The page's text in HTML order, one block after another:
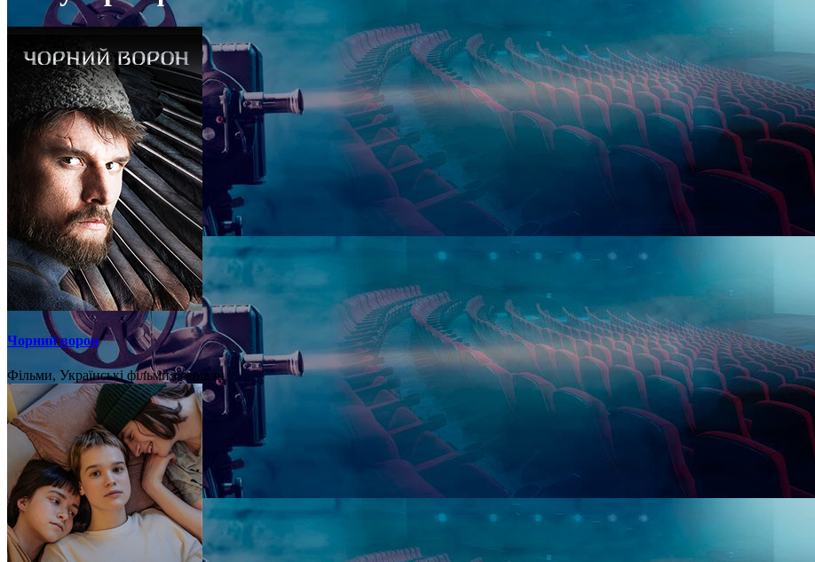
Чорний ворон
Фільми, Українські фільми і серіали